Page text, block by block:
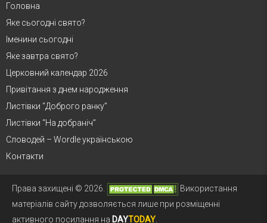
Головна
Яке сьогодні свято?
Іменини сьогодні
Яке завтра свято?
Церковний календар 2026
Привітання з днем народження
Листівки “Доброго ранку”
Листівки “На добраніч”
Словодей – Wordle українською
Контакти
Права захищені © 2026.
Використання
матеріалів сайту дозволяється лише при розміщенні
активного посилання на DAYTODAY